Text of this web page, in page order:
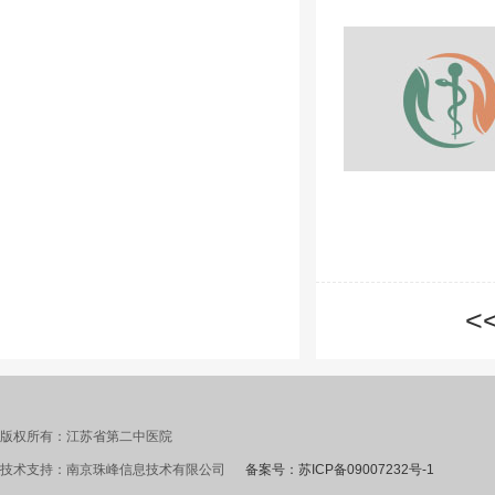
版权所有：江苏省第二中医院
技术支持：南京珠峰信息技术有限公司 备案号：苏ICP备09007232号-1